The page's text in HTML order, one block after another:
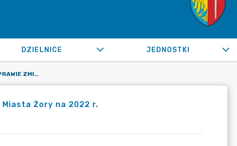
DZIELNICE JEDNOSTKI
OR.0050.1033.2022_FB W SPRAWIE ZMIAN W BUDŻECIE MIASTA ŻORY NA 2022 R.
Miasta Żory na 2022 r.